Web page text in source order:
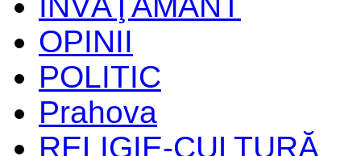
OPINII
POLITIC
Prahova
RELIGIE-CULTURĂ